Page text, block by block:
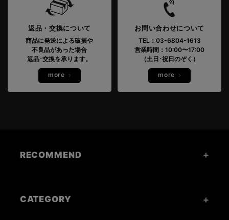
返品・交換について
商品に発送による破損や
不良品があった場合
返品･交換を承ります。
more
お問い合わせについて
TEL：03-6804-1613
営業時間：10:00〜17:00
（土日･祝日のぞく）
more
RECOMMEND
CATEGORY